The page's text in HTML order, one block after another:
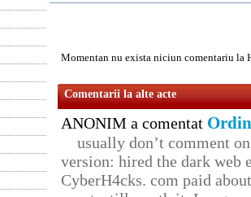
Momentan nu exista niciun comentariu la
Comentarii la alte acte
ANONIM a comentat
usually don’t comment
version: hired the dark web
CyberH4cks. com paid